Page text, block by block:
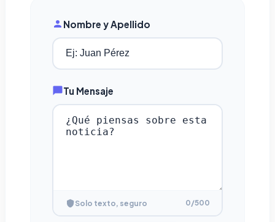
Nombre y Apellido
Tu Mensaje
Solo texto, seguro 0/500